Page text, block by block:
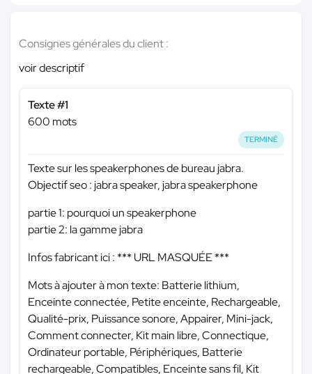
Consignes générales du client :
voir descriptif
Texte #1
600 mots
TERMINÉ
Texte sur les speakerphones de bureau jabra.
Objectif seo : jabra speaker, jabra speakerphone
partie 1: pourquoi un speakerphone
partie 2: la gamme jabra
Infos fabricant ici : *** URL MASQUÉE ***
Mots à ajouter à mon texte: Batterie lithium,
Enceinte connectée, Petite enceinte, Rechargeable,
Qualité-prix, Puissance sonore, Appairer, Mini-jack,
Comment connecter, Kit main libre, Connectique,
Ordinateur portable, Périphériques, Batterie
rechargeable, Compatibles, Enceinte sans fil, Kit